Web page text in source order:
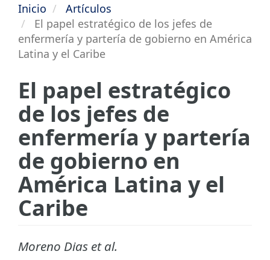
Inicio
Artículos
El papel estratégico de los jefes de
enfermería y partería de gobierno en América
Latina y el Caribe
El papel estratégico
de los jefes de
enfermería y partería
de gobierno en
América Latina y el
Caribe
Moreno Dias et al.